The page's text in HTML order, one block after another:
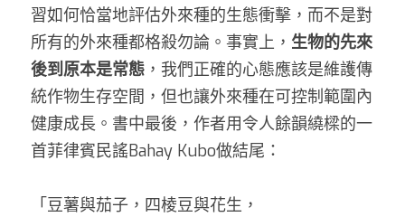
習如何恰當地評估外來種的生態衝擊，而不是對
所有的外來種都格殺勿論。事實上， 生物的先來
後到原本是常態 ，我們正確的心態應該是維護傳
統作物生存空間，但也讓外來種在可控制範圍內
健康成長。書中最後，作者用令人餘韻繞樑的一
首菲律賓民謠Bahay Kubo做結尾：
「豆薯與茄子，四棱豆與花生，